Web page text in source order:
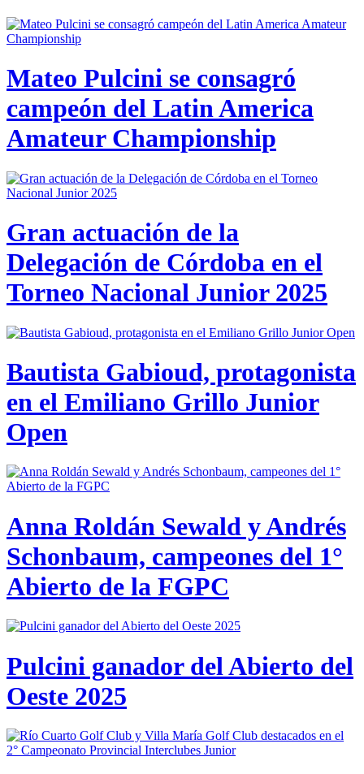
Mateo Pulcini se consagró
campeón del Latin America
Amateur Championship
Gran actuación de la
Delegación de Córdoba en el
Torneo Nacional Junior 2025
Bautista Gabioud, protagonista
en el Emiliano Grillo Junior
Open
Anna Roldán Sewald y Andrés
Schonbaum, campeones del 1°
Abierto de la FGPC
Pulcini ganador del Abierto del
Oeste 2025